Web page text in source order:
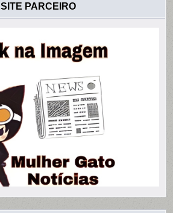
SITE PARCEIRO